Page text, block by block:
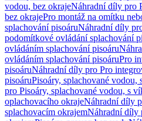
vodou, bez okrajeNáhradní díly pro
bez okrajePro montáž na omítku
splachování pisoáruNáhradní díly
podomítkové ovládání splachování
ovládáním splachování pisoáru
ovládáním splachování pisoáruPro
pisoáruNáhradní díly pro Pro
pisoáruPisoáry, splachované
pro Pisoáry, splachované vodou, s
oplachovacího okrajeNáhradní díly
splachovacím okrajemNáhradní díly